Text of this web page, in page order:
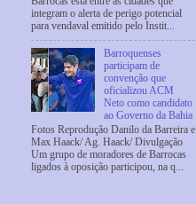
integram o alerta de perigo potencial
para vendaval emitido pelo Instit...
Barroquenses
participam de
convenção que
oficializou ACM
Neto como candidato
ao Governo da Bahia
Fotos Reprodução Danilo da Barreira e
Max Haack/ Ag. Haack/ Divulgação
Um grupo de moradores de Barrocas
ligados à oposição participou, na q...